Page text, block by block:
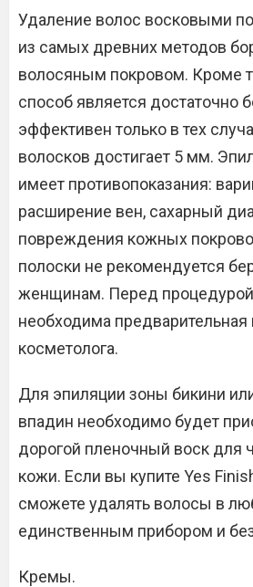
Удаление волос восковыми
из самых древних методов
волосяным покровом. Кроме
способ является достаточно
эффективен только в тех
волосков достигает 5 мм.
имеет противопоказания:
расширение вен, сахарный
повреждения кожных
полоски не рекомендуется
женщинам. Перед процедурой
необходима предварительная
косметолога.
Для эпиляции зоны бикини
впадин необходимо будет
дорогой пленочный воск для
кожи. Если вы купите Yes
сможете удалять волосы в
единственным прибором и
Кремы.